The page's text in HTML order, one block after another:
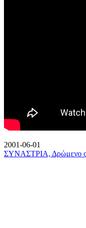
2001-06-01
ΣΥΝΑΣΤΡΙΑ, Δρώμενο